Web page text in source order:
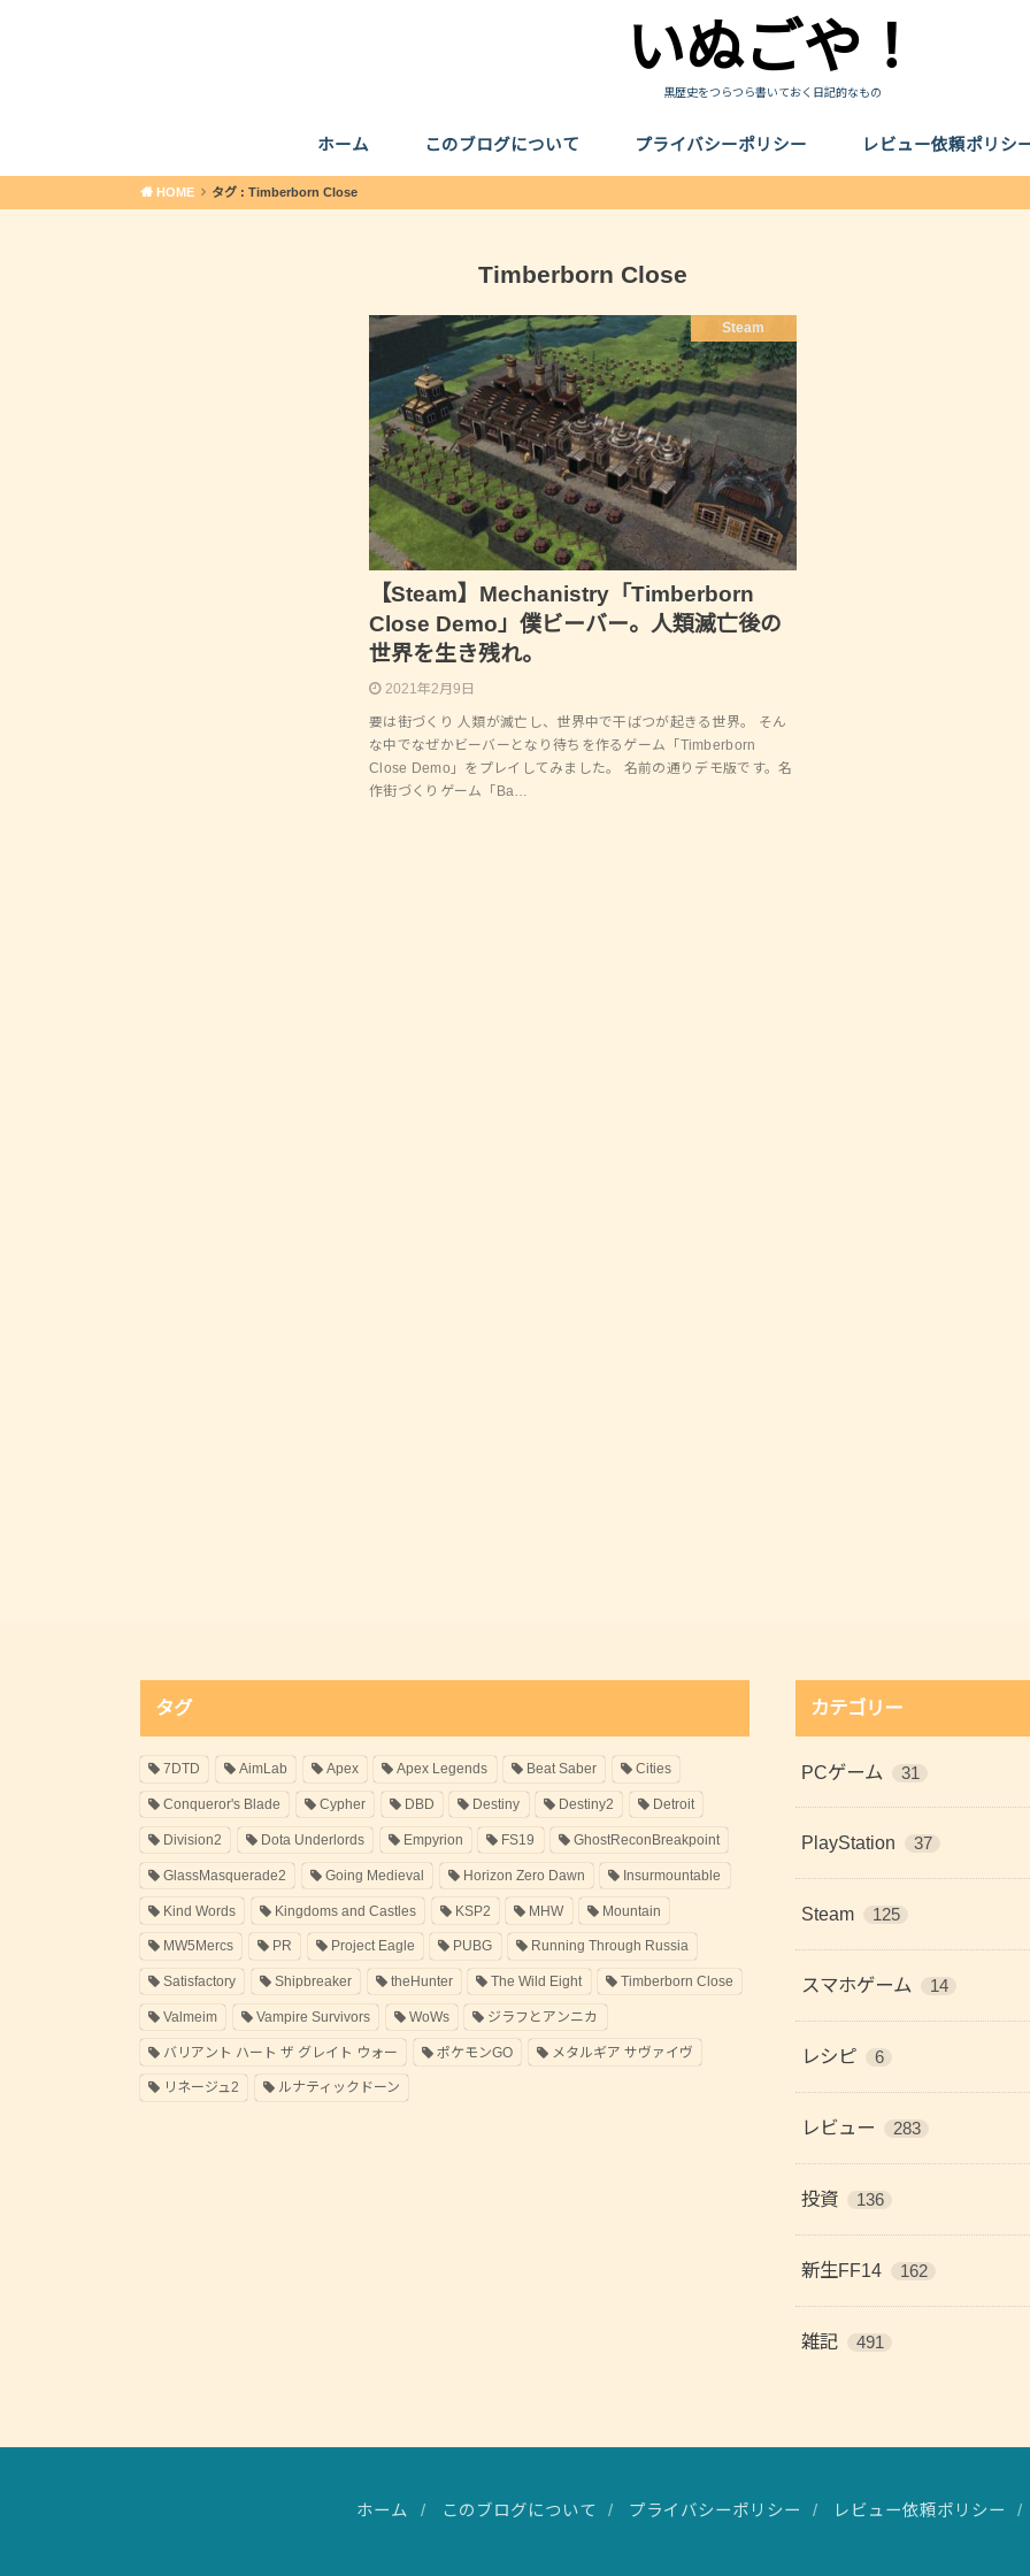
いぬごや！
黒歴史をつらつら書いておく日記的なもの
ホーム このブログについて プライバシーポリシー レビュー依頼ポリシ
HOME タグ : Timberborn Close
Timberborn Close
Steam
【Steam】Mechanistry「Timberborn
Close Demo」僕ビーバー。人類滅亡後の
世界を生き残れ。
2021年2月9日
要は街づくり 人類が滅亡し、世界中で干ばつが起きる世界。 そん
な中でなぜかビーバーとなり待ちを作るゲーム「Timberborn
Close Demo」をプレイしてみました。 名前の通りデモ版です。名
作街づくりゲーム「Ba…
タグ
7DTD AimLab Apex Apex Legends Beat Saber Cities
Conqueror's Blade Cypher DBD Destiny Destiny2 Detroit
Division2 Dota Underlords Empyrion FS19 GhostReconBreakpoint
GlassMasquerade2 Going Medieval Horizon Zero Dawn Insurmountable
Kind Words Kingdoms and Castles KSP2 MHW Mountain
MW5Mercs PR Project Eagle PUBG Running Through Russia
Satisfactory Shipbreaker theHunter The Wild Eight Timberborn Close
Valmeim Vampire Survivors WoWs ジラフとアンニカ
バリアント ハート ザ グレイト ウォー ポケモンGO メタルギア サヴァイヴ
リネージュ2 ルナティックドーン
カテゴリー
PCゲーム 31
PlayStation 37
Steam 125
スマホゲーム 14
レシピ 6
レビュー 283
投資 136
新生FF14 162
雑記 491
ホーム このブログについて プライバシーポリシー レビュー依頼ポリシー